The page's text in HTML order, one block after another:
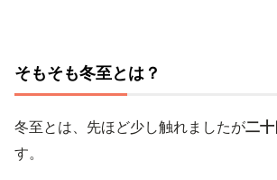
そもそも冬至とは？
冬至とは、先ほど少し触れましたが二
す。